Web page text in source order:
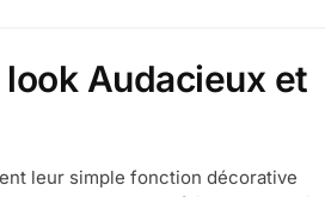
look Audacieux et
leur simple fonction décorative